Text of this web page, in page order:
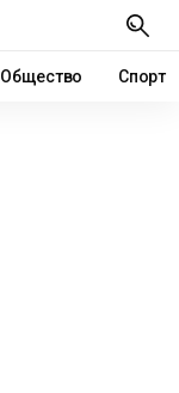
Общество Спорт